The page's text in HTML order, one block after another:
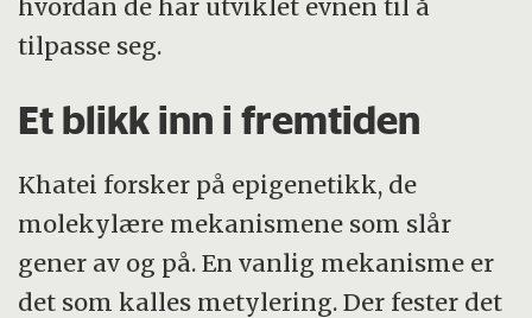
hvordan de har utviklet evnen til å
tilpasse seg.
Et blikk inn i fremtiden
Khatei forsker på epigenetikk, de
molekylære mekanismene som slår
gener av og på. En vanlig mekanisme er
det som kalles metylering. Der fester det